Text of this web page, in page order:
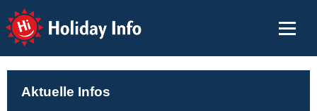
Holiday Info
Aktuelle Infos